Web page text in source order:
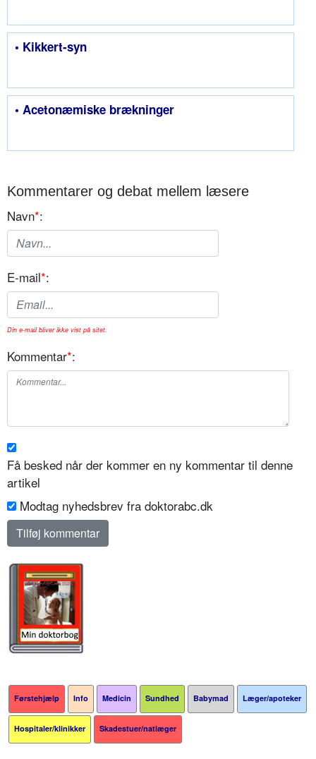
• Kikkert-syn
• Acetonæmiske brækninger
Kommentarer og debat mellem læsere
Navn*:
E-mail*:
Din e-mail bliver ikke vist på sitet.
Kommentar*:
Få besked når der kommer en ny kommentar til denne
artikel
Modtag nyhedsbrev fra doktorabc.dk
Førstehjælp Info Medicin Sundhed Babymad Læger/apoteker
Hospitaler/klinikker Skadestuer/natlæger